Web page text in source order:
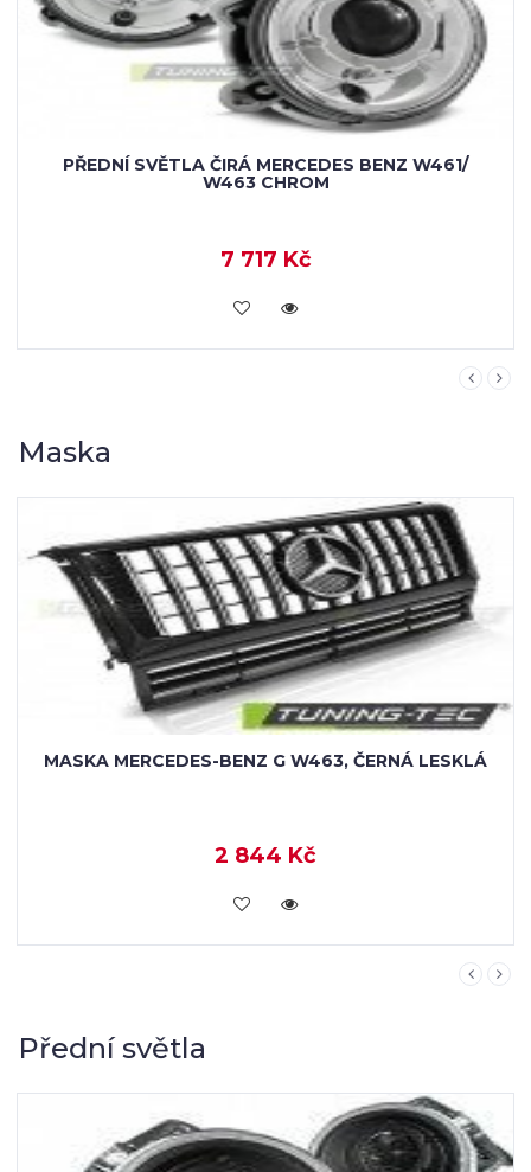
SPORTOVNÍ MASKA MERCEDES BENZ W463 G-
CLASS II ONWARDS PANAMERICANA AMG GT
8 901 Kč
KOUPIT
Maska
MASKA MERCEDES G CLASS W464 + KRYTY
8 490 Kč
KOUPIT
Přední světla